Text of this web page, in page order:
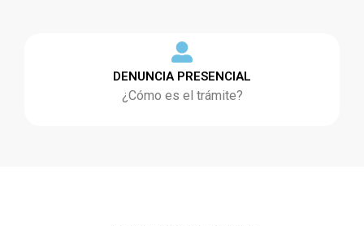
DENUNCIA PRESENCIAL
¿Cómo es el trámite?